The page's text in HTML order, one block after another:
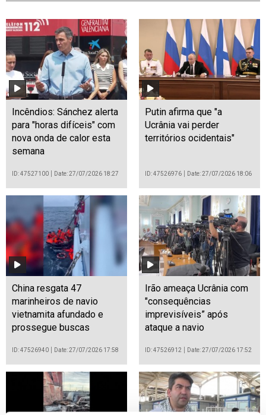
Incêndios: Sánchez alerta
para "horas difíceis" com
nova onda de calor esta
semana
ID: 47527100 Date: 27/07/2026 18:27
Putin afirma que "a
Ucrânia vai perder
territórios ocidentais"
ID: 47526976 Date: 27/07/2026 18:06
China resgata 47
marinheiros de navio
vietnamita afundado e
prossegue buscas
ID: 47526940 Date: 27/07/2026 17:58
Irão ameaça Ucrânia com
"consequências
imprevisíveis” após
ataque a navio
ID: 47526912 Date: 27/07/2026 17:52